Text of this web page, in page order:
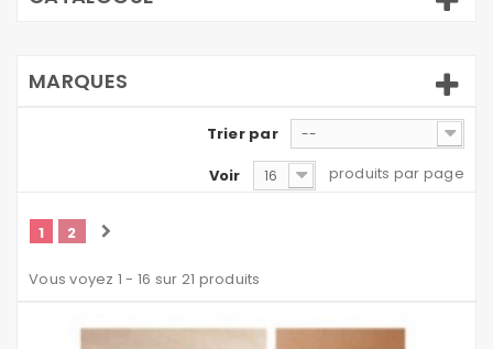
MARQUES
Trier par --
Voir 16 produits par page
1 2
Vous voyez 1 - 16 sur 21 produits